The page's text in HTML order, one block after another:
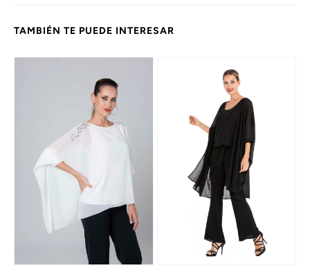
TAMBIÉN TE PUEDE INTERESAR